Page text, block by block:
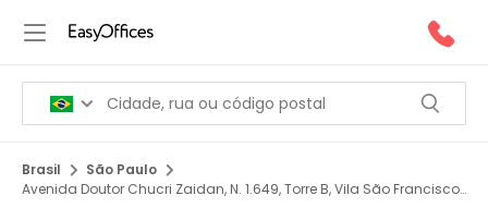
Brasil
São Paulo
Avenida Doutor Chucri Zaidan, N. 1.649, Torre B, Vila São Francisco